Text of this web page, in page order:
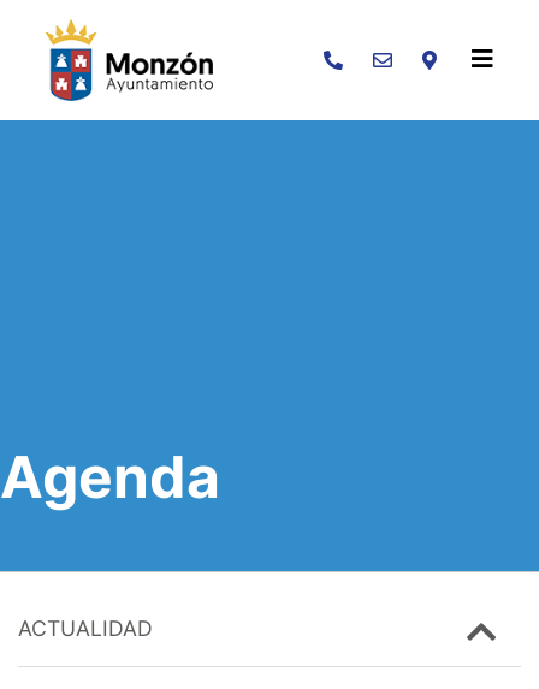
Buscar
Agenda
ACTUALIDAD